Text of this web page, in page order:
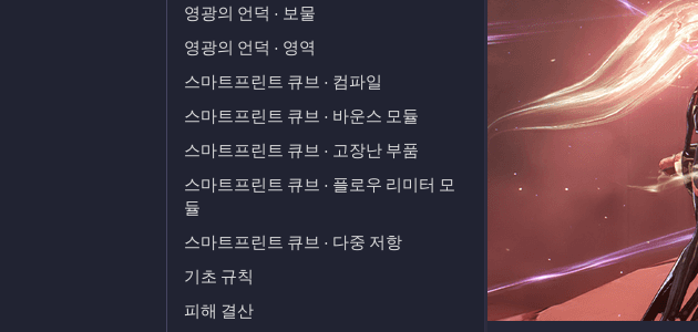
영광의 언덕 · 보물
영광의 언덕 · 영역
스마트프린트 큐브 · 컴파일
스마트프린트 큐브 · 바운스 모듈
스마트프린트 큐브 · 고장난 부품
스마트프린트 큐브 · 플로우 리미터 모
듈
스마트프린트 큐브 · 다중 저항
기초 규칙
피해 결산